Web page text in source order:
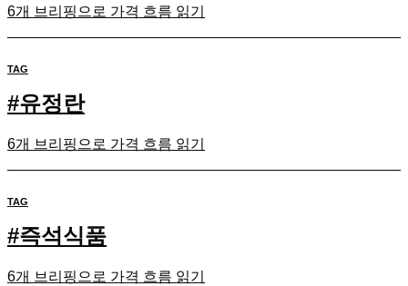
6개 브리핑으로 가격 흐름 읽기
TAG
#유정란
6개 브리핑으로 가격 흐름 읽기
TAG
#즉석식품
6개 브리핑으로 가격 흐름 읽기